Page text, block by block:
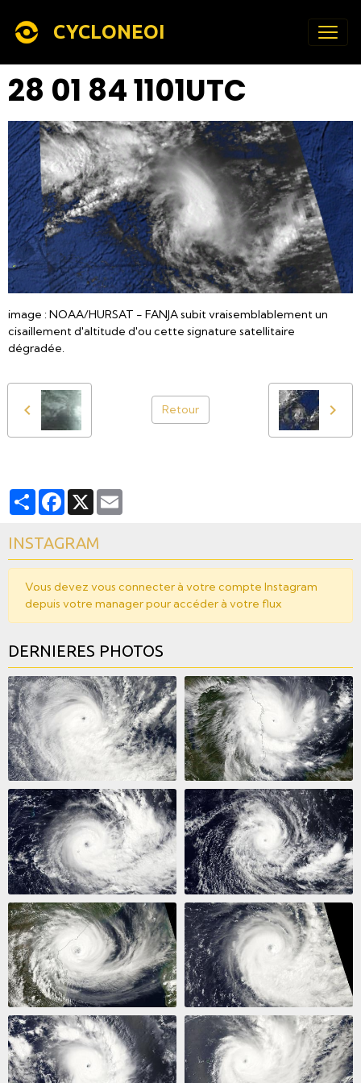
CYCLONEOI
28 01 84 1101UTC
image : NOAA/HURSAT - FANJA subit vraisemblablement un
cisaillement d'altitude d'ou cette signature satellitaire
dégradée.
Retour
PartagerFacebook
X
INSTAGRAM
Vous devez vous connecter à votre compte Instagram
depuis votre manager pour accéder à votre flux
DERNIERES PHOTOS